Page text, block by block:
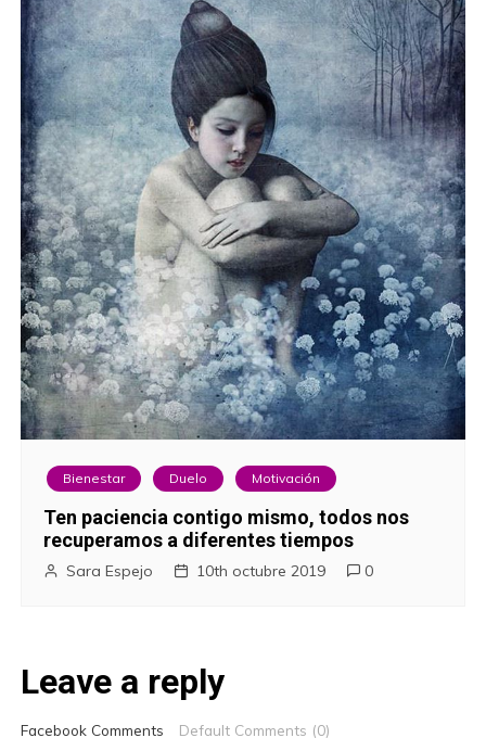
Bienestar Duelo Motivación
Ten paciencia contigo mismo, todos nos
recuperamos a diferentes tiempos
Sara Espejo 10th octubre 2019 0
Leave a reply
Facebook Comments Default Comments (0)